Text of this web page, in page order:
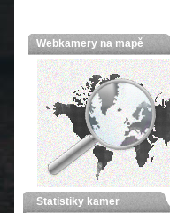
Webkamery na mapě
Statistiky kamer